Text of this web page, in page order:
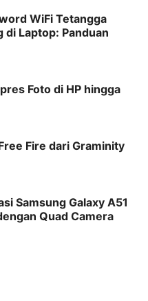
WiFi Tetangga
di Laptop: Panduan
Foto di HP hingga
Fire dari Graminity
Samsung Galaxy A51
Quad Camera